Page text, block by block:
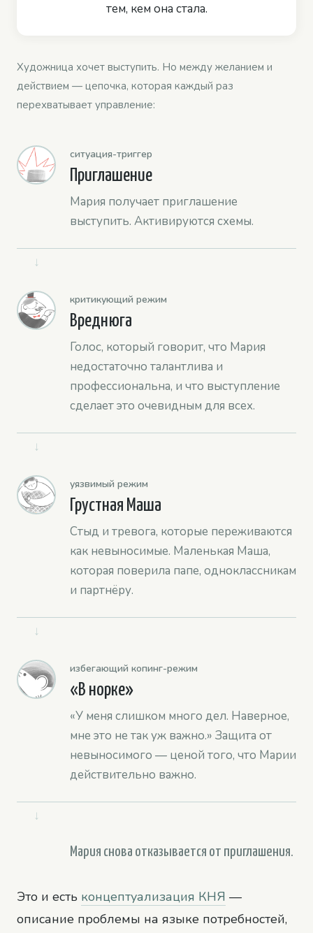
тем, кем она стала.
Художница хочет выступить. Но между желанием и
действием — цепочка, которая каждый раз
перехватывает управление:
ситуация-триггер
Приглашение
Мария получает приглашение
выступить. Активируются схемы.
↓
критикующий режим
Вреднюга
Голос, который говорит, что Мария
недостаточно талантлива и
профессиональна, и что выступление
сделает это очевидным для всех.
↓
уязвимый режим
Грустная Маша
Стыд и тревога, которые переживаются
как невыносимые. Маленькая Маша,
которая поверила папе, одноклассникам
и партнёру.
↓
избегающий копинг-режим
«В норке»
«У меня слишком много дел. Наверное,
мне это не так уж важно.» Защита от
невыносимого — ценой того, что Марии
действительно важно.
↓
Мария снова отказывается от приглашения.
Это и есть концептуализация КНЯ —
описание проблемы на языке потребностей,